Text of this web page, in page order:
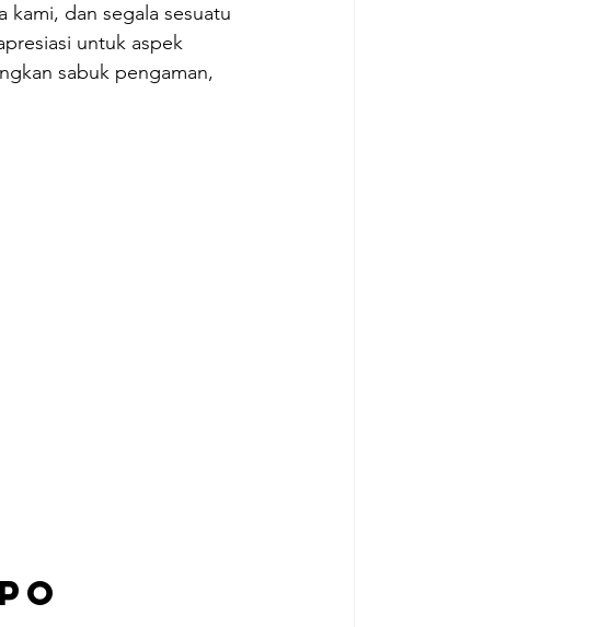
kami, dan segala sesuatu
untuk aspek
sabuk pengaman,